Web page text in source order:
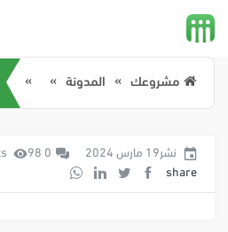
مشروعك المدونة
نشر19 مارس 2024 0 comments 98 مشاهدة
share